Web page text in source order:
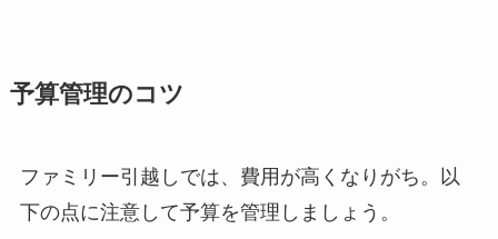
予算管理のコツ
ファミリー引越しでは、費用が高くなりがち。以
下の点に注意して予算を管理しましょう。